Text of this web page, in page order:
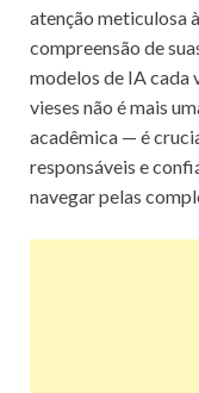
atenção meticulosa
compreensão de
modelos de IA cada
vieses não é mais
acadêmica — é
responsáveis e
navegar pelas